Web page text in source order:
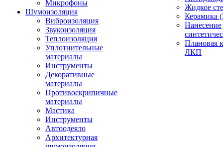
Микрофоны
Шумоизоляция
Виброизоляция
Звукоизоляция
Теплоизоляция
Уплотнительные
материалы
Инструменты
Декоративные
материалы
Противоскрипичные
материалы
Мастика
Инструменты
Автоодеяло
Архитектурная
Жидкое
Керамика
Нанесение
Плановая
ЛКП